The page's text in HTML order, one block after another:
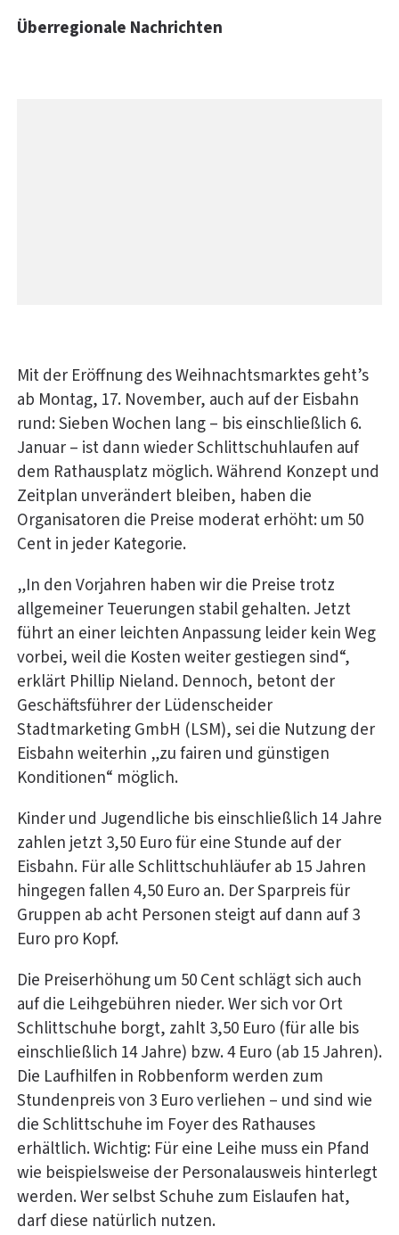
Überregionale Nachrichten
Mit der Eröffnung des Weihnachtsmarktes geht’s
ab Montag, 17. November, auch auf der Eisbahn
rund: Sieben Wochen lang – bis einschließlich 6.
Januar – ist dann wieder Schlittschuhlaufen auf
dem Rathausplatz möglich. Während Konzept und
Zeitplan unverändert bleiben, haben die
Organisatoren die Preise moderat erhöht: um 50
Cent in jeder Kategorie.
„In den Vorjahren haben wir die Preise trotz
allgemeiner Teuerungen stabil gehalten. Jetzt
führt an einer leichten Anpassung leider kein Weg
vorbei, weil die Kosten weiter gestiegen sind“,
erklärt Phillip Nieland. Dennoch, betont der
Geschäftsführer der Lüdenscheider
Stadtmarketing GmbH (LSM), sei die Nutzung der
Eisbahn weiterhin „zu fairen und günstigen
Konditionen“ möglich.
Kinder und Jugendliche bis einschließlich 14 Jahre
zahlen jetzt 3,50 Euro für eine Stunde auf der
Eisbahn. Für alle Schlittschuhläufer ab 15 Jahren
hingegen fallen 4,50 Euro an. Der Sparpreis für
Gruppen ab acht Personen steigt auf dann auf 3
Euro pro Kopf.
Die Preiserhöhung um 50 Cent schlägt sich auch
auf die Leihgebühren nieder. Wer sich vor Ort
Schlittschuhe borgt, zahlt 3,50 Euro (für alle bis
einschließlich 14 Jahre) bzw. 4 Euro (ab 15 Jahren).
Die Laufhilfen in Robbenform werden zum
Stundenpreis von 3 Euro verliehen – und sind wie
die Schlittschuhe im Foyer des Rathauses
erhältlich. Wichtig: Für eine Leihe muss ein Pfand
wie beispielsweise der Personalausweis hinterlegt
werden. Wer selbst Schuhe zum Eislaufen hat,
darf diese natürlich nutzen.